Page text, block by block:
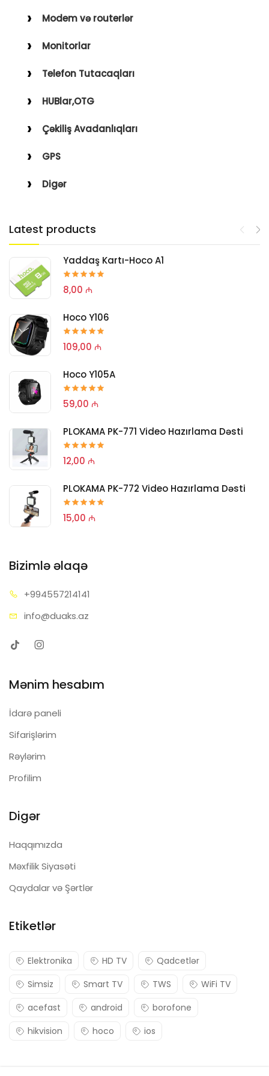
Modem və routerlər
Monitorlar
Telefon Tutacaqları
HUBlar,OTG
Çəkiliş Avadanlıqları
GPS
Digər
Latest products
Yaddaş Kartı-Hoco A1
8,00 ₼
Hoco Y106
109,00 ₼
Hoco Y105A
59,00 ₼
PLOKAMA PK-771 Video Hazırlama Dəsti
12,00 ₼
PLOKAMA PK-772 Video Hazırlama Dəsti
15,00 ₼
Bizimlə əlaqə
+994557214141
info@duaks.az
Mənim hesabım
İdarə paneli
Sifarişlərim
Rəylərim
Profilim
Digər
Haqqımızda
Məxfilik Siyasəti
Qaydalar və Şərtlər
Etiketlər
Elektronika HD TV
Qadcetlər
Simsiz
Smart TV TWS
WiFi TV
acefast
android
borofone
hikvision
hoco ios